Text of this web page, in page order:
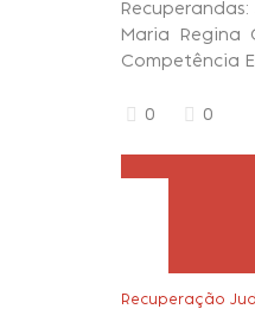
Maria Regina
Competência
0 0
Recuperação